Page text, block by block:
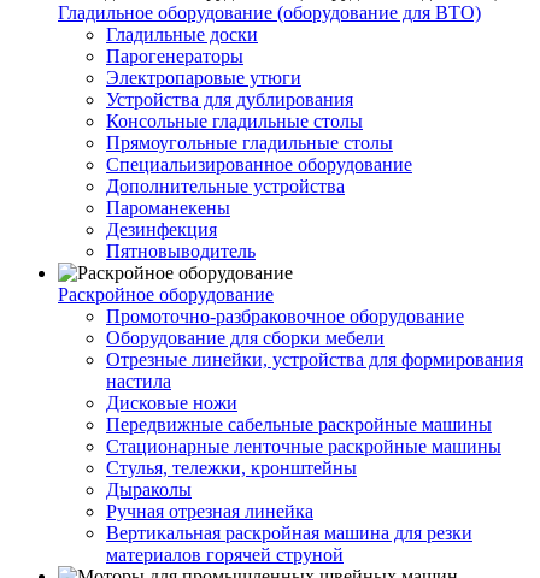
Гладильное оборудование (оборудование для ВТО)
Гладильные доски
Парогенераторы
Электропаровые утюги
Устройства для дублирования
Консольные гладильные столы
Прямоугольные гладильные столы
Специальизированное оборудование
Дополнительные устройства
Пароманекены
Дезинфекция
Пятновыводитель
Раскройное оборудование
Промоточно-разбраковочное оборудование
Оборудование для сборки мебели
Отрезные линейки, устройства для формирования
настила
Дисковые ножи
Передвижные сабельные раскройные машины
Стационарные ленточные раскройные машины
Стулья, тележки, кронштейны
Дыраколы
Ручная отрезная линейка
Вертикальная раскройная машина для резки
материалов горячей струной